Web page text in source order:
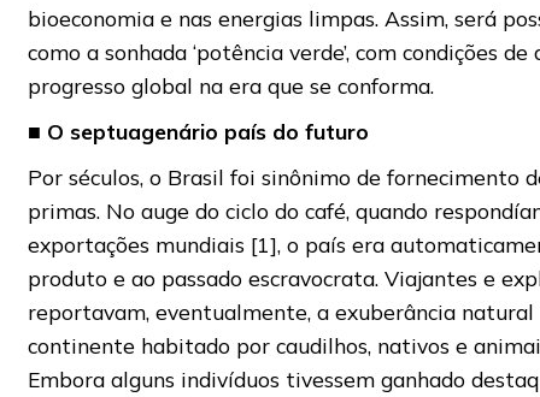
bioeconomia e nas energias limpas. Assim, será
como a sonhada ‘potência verde’, com condições
progresso global na era que se conforma.
■ O septuagenário país do futuro
Por séculos, o Brasil foi sinônimo de fornecimento
primas. No auge do ciclo do café, quando
exportações mundiais [1], o país era
produto e ao passado escravocrata. Viajantes e
reportavam, eventualmente, a exuberância
continente habitado por caudilhos, nativos e
Embora alguns indivíduos tivessem ganhado